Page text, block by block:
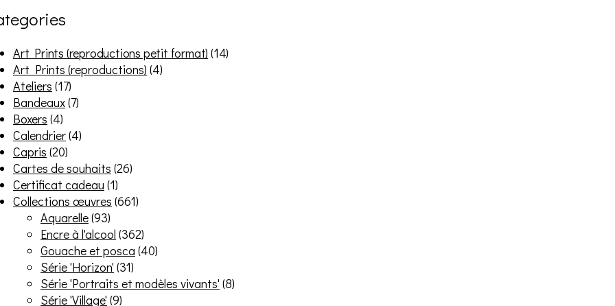
Art Prints (reproductions petit format) (14)
Art Prints (reproductions) (4)
Ateliers (17)
Bandeaux(7)
Boxers (4)
Calendrier(4)
Capris (20)
Cartes de souhaits (26)
Certificat cadeau (1)
Collections œuvres (661)
Aquarelle(93)
Encre à l'alcool (362)
Gouache et posca (40)
Série 'Horizon' (31)
Série 'Portraits et modèles vivants' (8)
Série 'Village' (9)